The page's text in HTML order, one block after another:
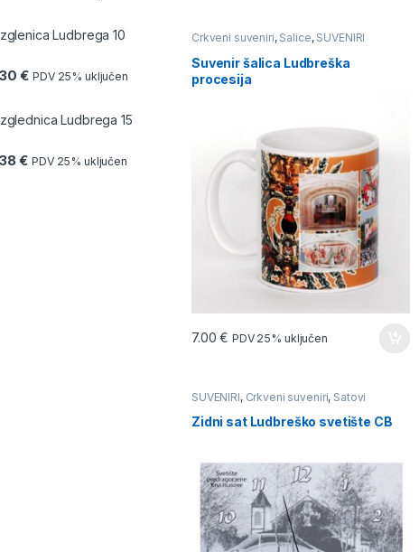
Crkveni suveniri, Šalice, SUVENIRI
Suvenir šalica Ludbreška
procesija
7.00€ PDV 25% uključen
SUVENIRI, Crkveni suveniri, Satovi
Zidni sat Ludbreško svetište CB
Ludbrega 10
€ PDV 25% uključen
Ludbrega 15
€ PDV 25% uključen